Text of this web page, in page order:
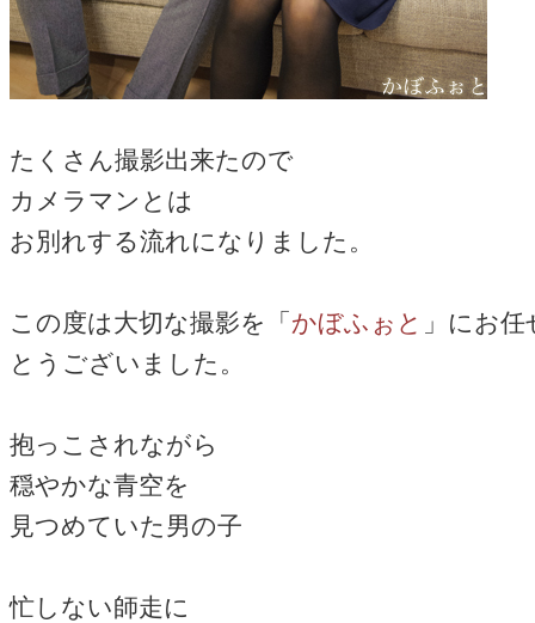
たくさん撮影出来たので
カメラマンとは
お別れする流れになりました。
この度は大切な撮影を「 かぼふぉと 」にお
とうございました。
抱っこされながら
穏やかな青空を
見つめていた男の子
忙しない師走に